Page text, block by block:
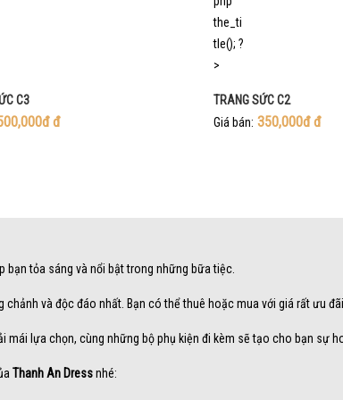
C3
đ
TRANG SỨC C2
Giá bán: 350,000đđ
bạn tỏa sáng và nổi bật trong những bữa tiệc.
chảnh và độc đáo nhất. Bạn có thể thuê hoặc mua với giá rất ưu
mái lựa chọn, cùng những bộ phụ kiện đi kèm sẽ tạo cho bạn sự
Thanh An Dressnhé: